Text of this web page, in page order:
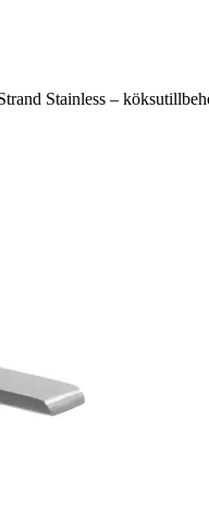
Stainless –